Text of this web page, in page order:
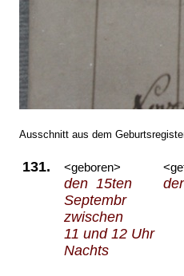
Ausschnitt aus dem
131. <geboren>
den 15ten
Septembr
zwischen
11 und 12 Uhr
Nachts